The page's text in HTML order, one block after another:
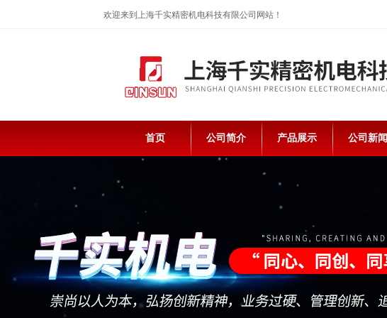
欢迎来到上海千实精密机电科技有限公司网站！
首页 公司简介 产品展示 公司新闻